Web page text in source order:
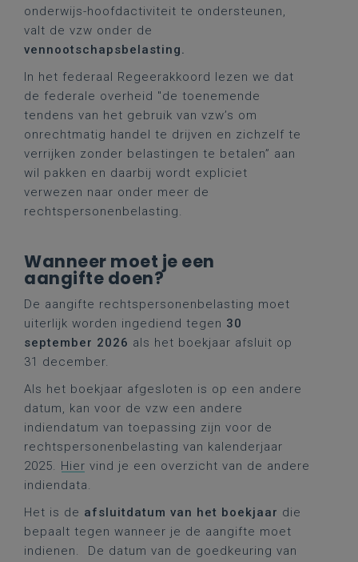
onderwijs-hoofdactiviteit te ondersteunen,
valt de vzw onder de
vennootschapsbelasting.
In het federaal Regeerakkoord lezen we dat
de federale overheid "de toenemende
tendens van het gebruik van vzw’s om
onrechtmatig handel te drijven en zichzelf te
verrijken zonder belastingen te betalen” aan
wil pakken en daarbij wordt expliciet
verwezen naar onder meer de
rechtspersonenbelasting.
Wanneer moet je een
aangifte doen?
De aangifte rechtspersonenbelasting moet
uiterlijk worden ingediend tegen 30
september 2026 als het boekjaar afsluit op
31 december.
Als het boekjaar afgesloten is op een andere
datum, kan voor de vzw een andere
indiendatum van toepassing zijn voor de
rechtspersonenbelasting van kalenderjaar
2025. Hier vind je een overzicht van de andere
indiendata.
Het is de afsluitdatum van het boekjaar die
bepaalt tegen wanneer je de aangifte moet
indienen. De datum van de goedkeuring van